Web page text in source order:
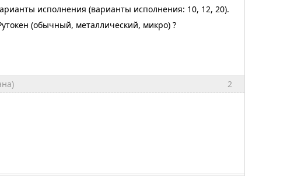
исполнения (варианты исполнения: 10, 12, 20).
(обычный, металлический, микро) ?
2